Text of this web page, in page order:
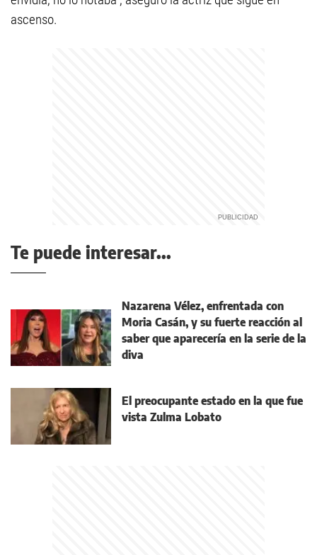
ascenso.
Te puede interesar...
Nazarena Vélez, enfrentada con
Moria Casán, y su fuerte reacción al
saber que aparecería en la serie de la
diva
El preocupante estado en la que fue
vista Zulma Lobato